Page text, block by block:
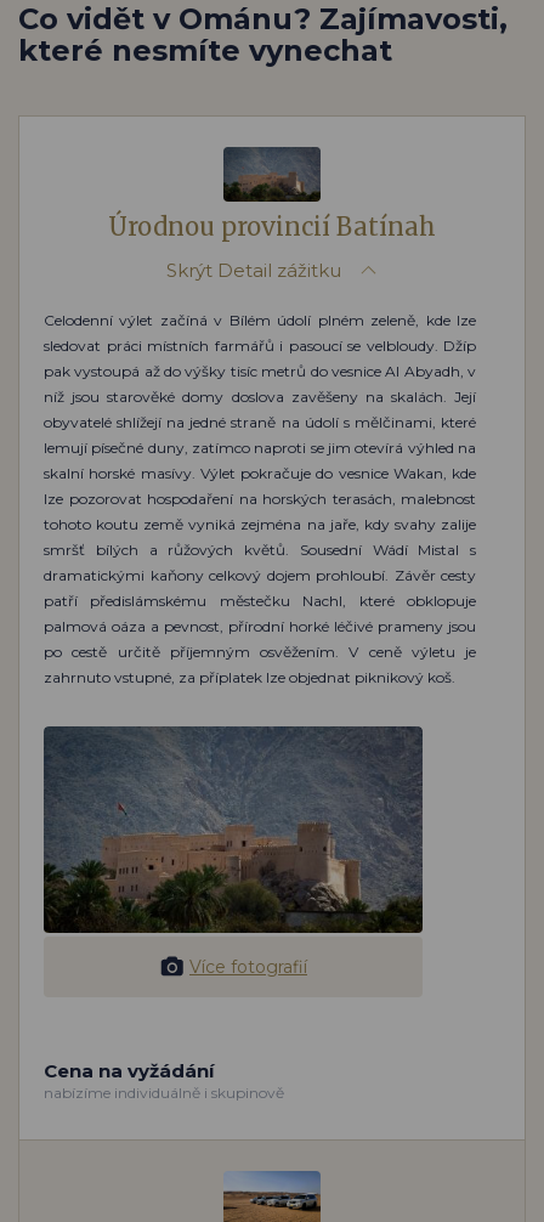
Co vidět v Ománu? Zajímavosti,
které nesmíte vynechat
Úrodnou provincií Batínah
Skrýt Detail zážitku
Celodenní výlet začíná v Bílém údolí plném zeleně, kde lze
sledovat práci místních farmářů i pasoucí se velbloudy. Džíp
pak vystoupá až do výšky tisíc metrů do vesnice Al Abyadh, v
níž jsou starověké domy doslova zavěšeny na skalách. Její
obyvatelé shlížejí na jedné straně na údolí s mělčinami, které
lemují písečné duny, zatímco naproti se jim otevírá výhled na
skalní horské masívy. Výlet pokračuje do vesnice Wakan, kde
lze pozorovat hospodaření na horských terasách, malebnost
tohoto koutu země vyniká zejména na jaře, kdy svahy zalije
smršť bílých a růžových květů. Sousední Wádí Mistal s
dramatickými kaňony celkový dojem prohloubí. Závěr cesty
patří předislámskému městečku Nachl, které obklopuje
palmová oáza a pevnost, přírodní horké léčivé prameny jsou
po cestě určitě příjemným osvěžením. V ceně výletu je
zahrnuto vstupné, za příplatek lze objednat piknikový koš.
Více fotografií
Cena na vyžádání
nabízíme individuálně i skupinově